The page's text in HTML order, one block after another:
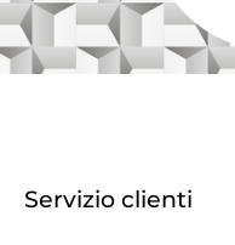
Servizio clienti